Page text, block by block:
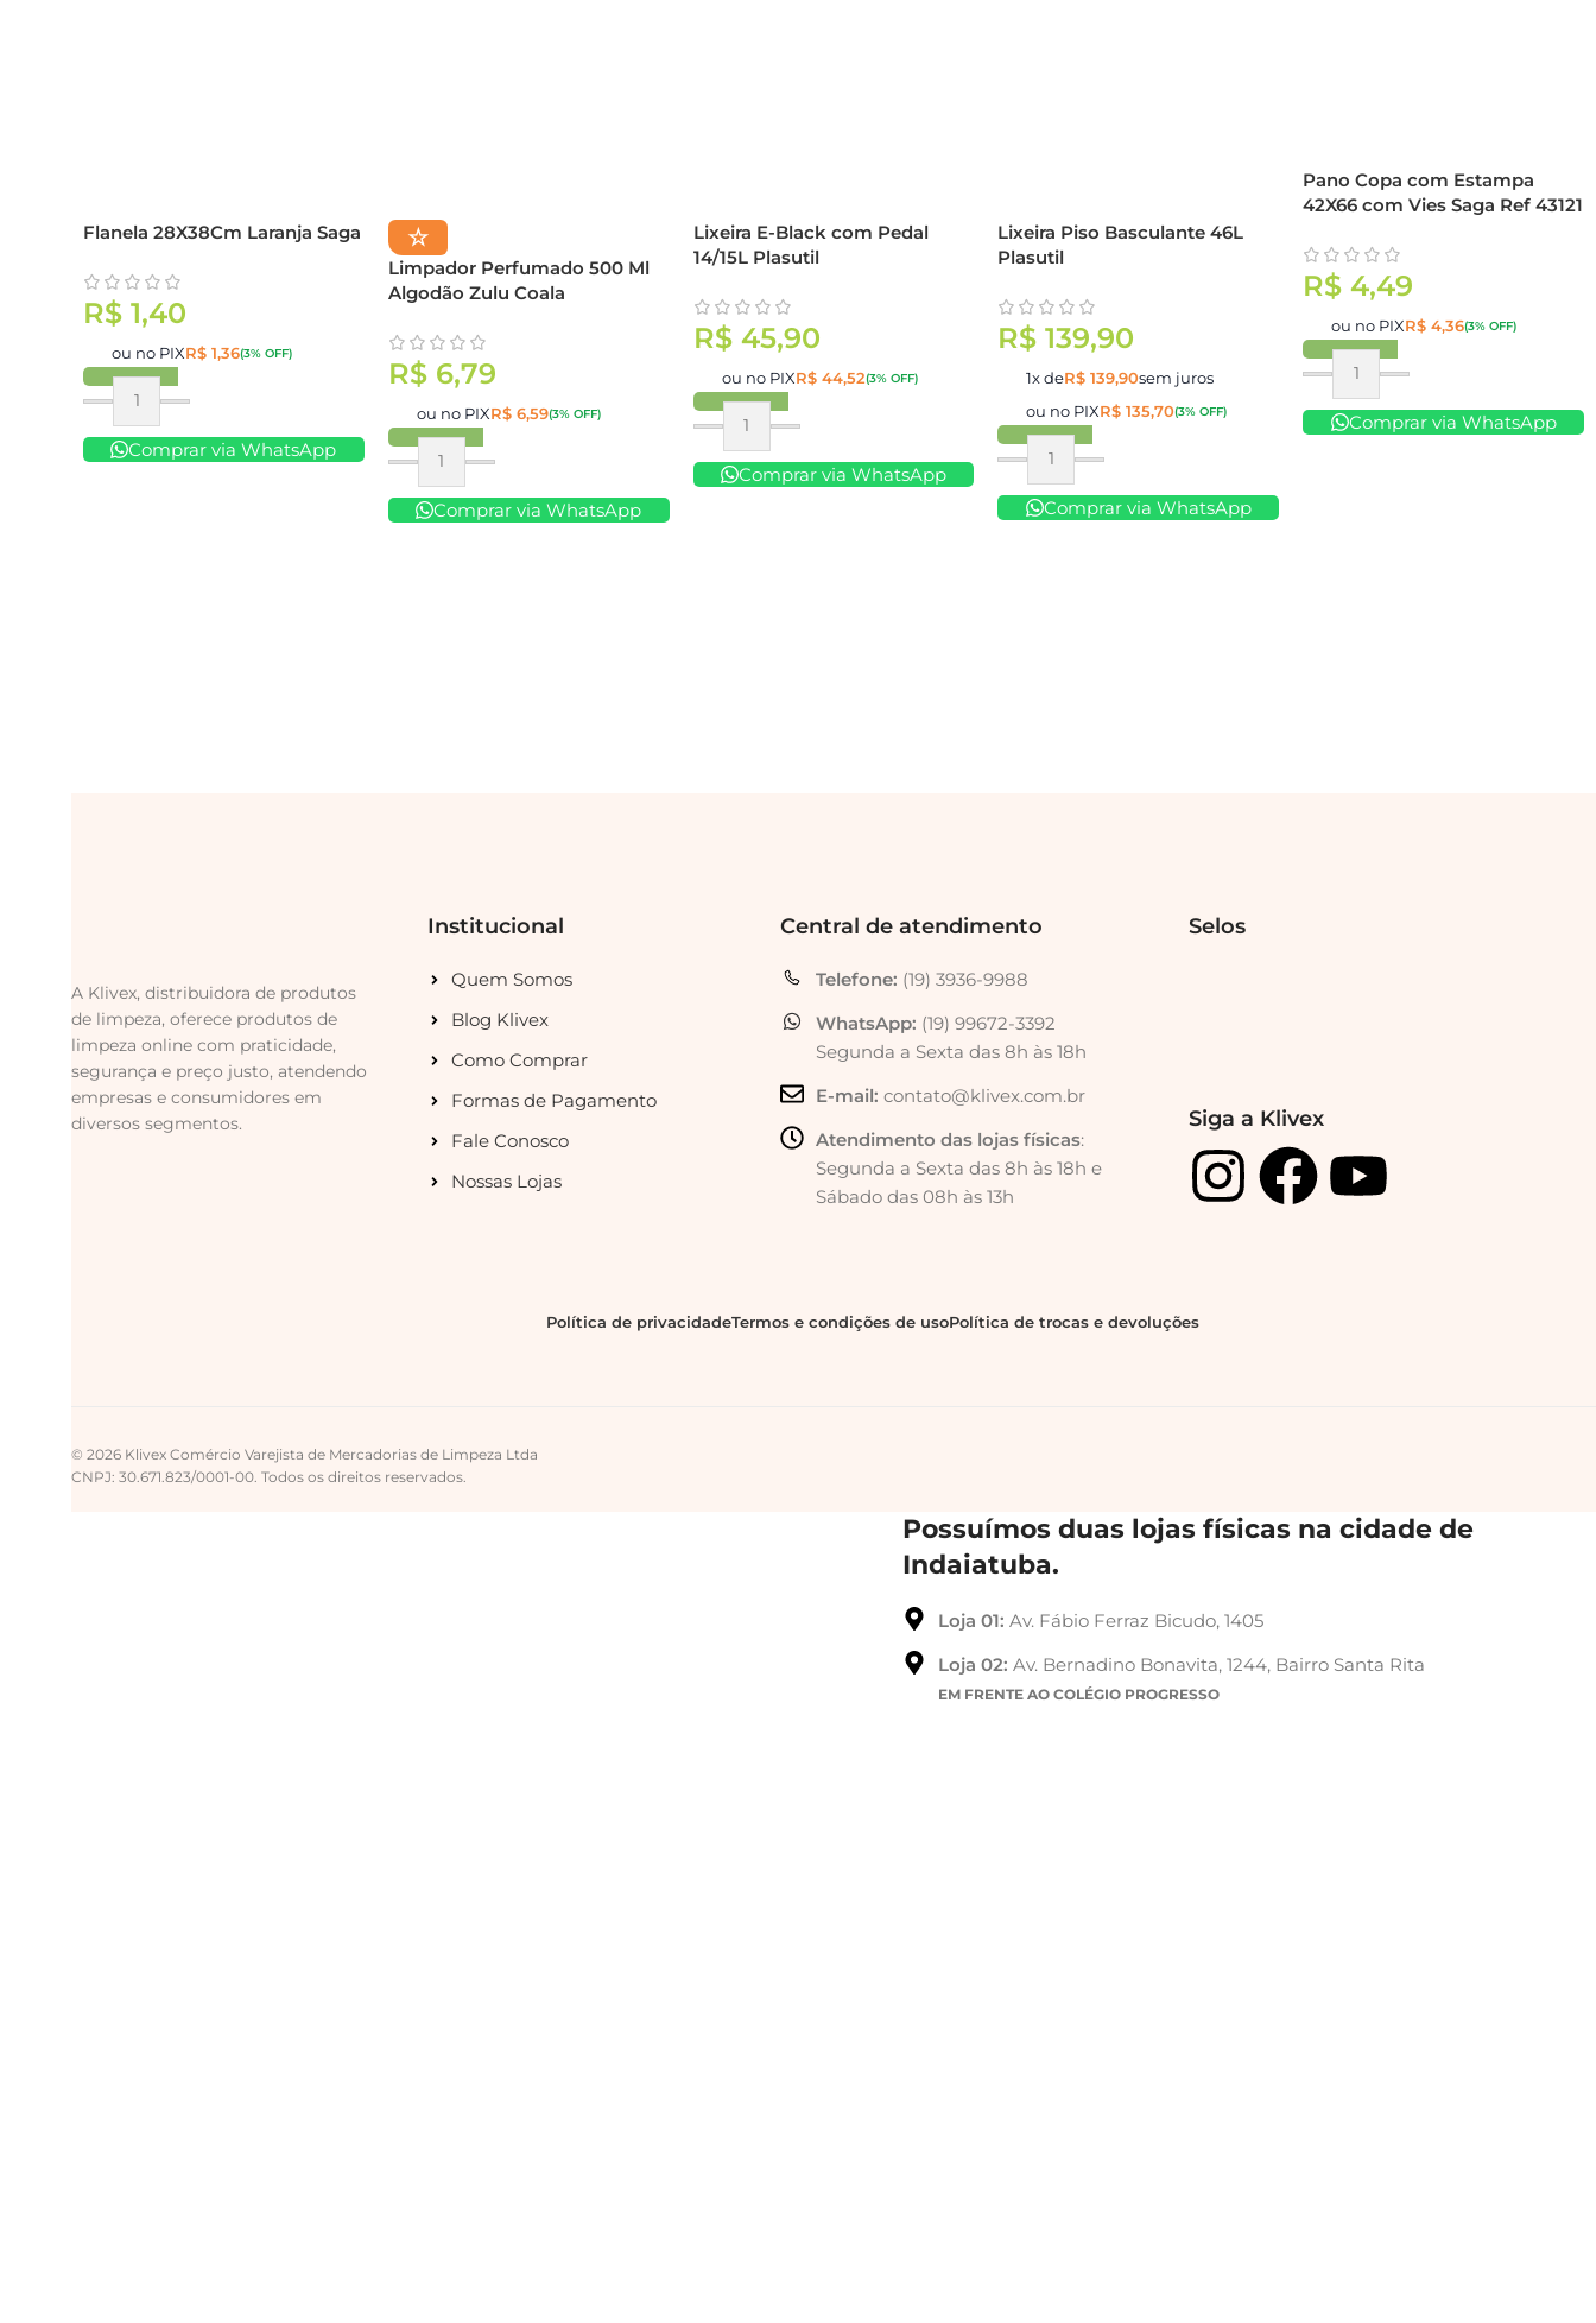
Flanela 28X38Cm Laranja Saga
R$ 1,40
ou no PIXR$ 1,36(3% OFF)
Comprar
Comprar via WhatsApp
☆
Limpador Perfumado 500 Ml
Algodão Zulu Coala
R$6,79
ou no PIXR$6,59(3% OFF)
Comprar
Comprar via WhatsApp
Lixeira E-Black com Pedal
14/15L Plasutil
R$45,90
ou no PIXR$44,52(3% OFF)
Comprar
Comprar via WhatsApp
Lixeira Piso Basculante 46L
Plasutil
R$ 139,90
1x deR$ 139,90sem juros
ou no PIXR$ 135,70(3% OFF)
Comprar
Comprar via WhatsApp
Pano Copa com Estampa
42X66 com Vies Saga Ref 43121
R$ 4,49
ou no PIXR$ 4,36(3% OFF)
Comprar
Comprar via WhatsApp
A Klivex, distribuidora de produtos
de limpeza, oferece produtos de
limpeza online com praticidade,
segurança e preço justo, atendendo
empresas e consumidores em
diversos segmentos.
Institucional
Quem Somos
Blog Klivex
Como Comprar
Formas de Pagamento
Fale Conosco
Nossas Lojas
Central de atendimento
Telefone: (19) 3936-9988
WhatsApp: (19) 99672-3392
Segunda a Sexta das 8h às 18h
E-mail: contato@klivex.com.br
Atendimento das lojas físicas:
Segunda a Sexta das 8h às 18h e
Sábado das 08h às 13h
Selos
Siga a Klivex
Política de privacidadeTermos e condições de usoPolítica de trocas e devoluções
© 2026 Klivex Comércio Varejista de Mercadorias de Limpeza Ltda
CNPJ: 30.671.823/0001-00. Todos os direitos reservados.
Possuímos duas lojas físicas na cidade de
Indaiatuba.
Loja 01: Av. Fábio Ferraz Bicudo, 1405
Loja 02: Av. Bernadino Bonavita, 1244, Bairro Santa Rita
EM FRENTE AO COLÉGIO PROGRESSO